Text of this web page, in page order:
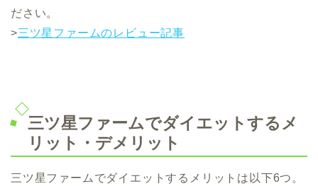
ださい。
>三ツ星ファームのレビュー記事
三ツ星ファームでダイエットするメ
リット・デメリット
三ツ星ファームでダイエットするメリットは以下6つ。